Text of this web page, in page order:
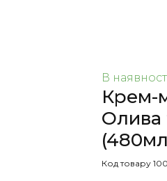
В
Крем-
Олива
Код товару